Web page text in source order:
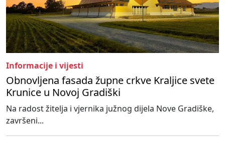
Informacije i vijesti
Obnovljena fasada župne crkve Kraljice svete
Krunice u Novoj Gradiški
Na radost žitelja i vjernika južnog dijela Nove Gradiške,
završeni...